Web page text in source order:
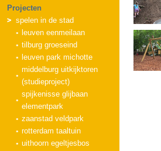
Projecten
spelen in de stad
leuven eenmeilaan
tilburg groeseind
leuven park michotte
middelburg uitkijktoren
(studieproject)
spijkenisse glijbaan
elementpark
zaanstad veldpark
rotterdam taaltuin
uithoorn egeltjesbos